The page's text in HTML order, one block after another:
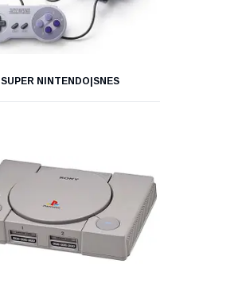
SUPER NINTENDO|SNES